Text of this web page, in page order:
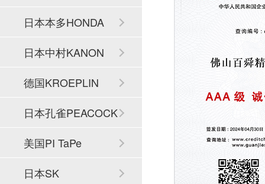
日本本多HONDA
日本中村KANON
德国KROEPLIN
日本孔雀PEACOCK
美国PI TaPe
日本SK